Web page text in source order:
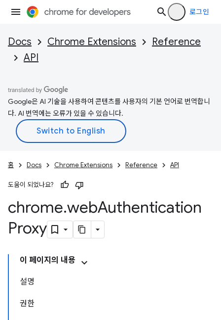
로그인
Docs Chrome Extensions
Reference
API
Google은 AI 기술을 사용하여 콘텐츠를 사용자의 기본 언어로 번역합니
다. AI 번역에는 오류가 있을 수 있습니다.
홈 Docs Chrome Extensions Reference API
도움이 되었나요?
chrome.webAuthentication
Proxy
이 페이지의 내용
설명
권한